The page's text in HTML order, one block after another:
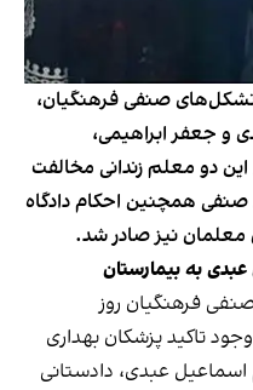
صنفی فرهنگیان،
و جعفر ابراهیمی،
دو معلم زندانی مخالفت
صنفی همچنین احکام دادگاه
معلمان نیز صادر شد.
به بیمارستان
فرهنگیان روز
که با وجود تاکید پزشکان بهداری
اسماعیل عبدی، دادستانی